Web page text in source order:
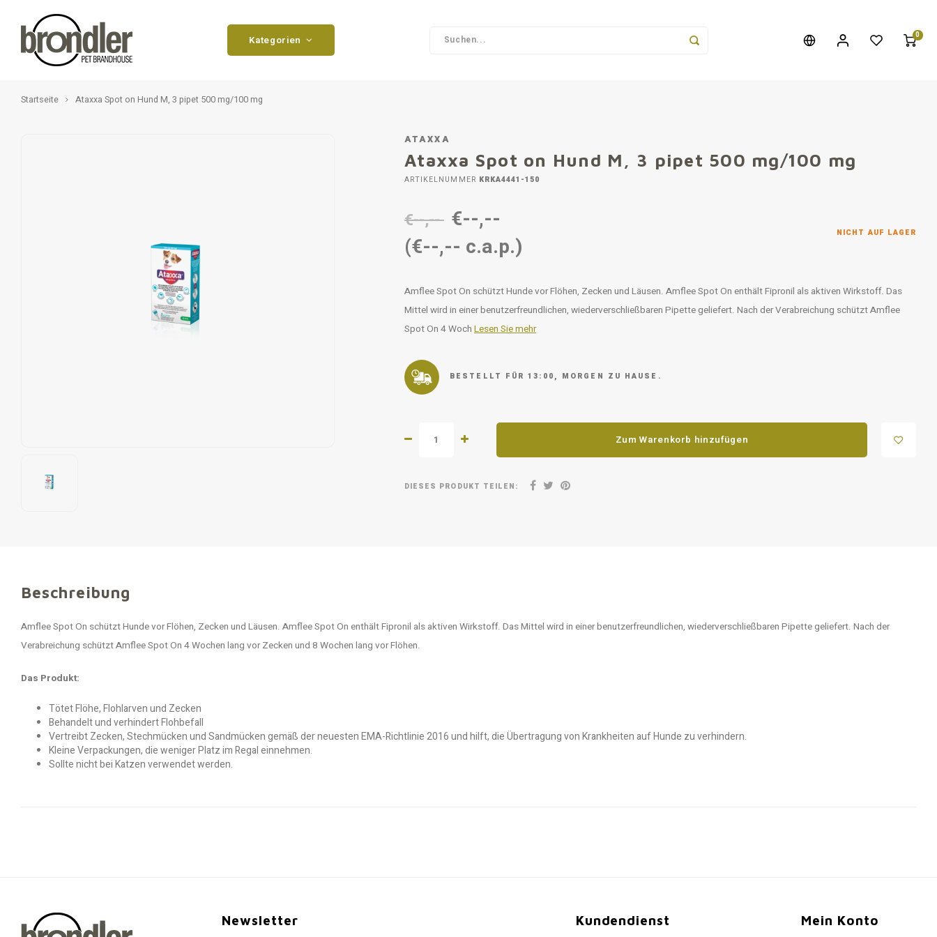
Kategorien 0
Startseite Ataxxa Spot on Hund M, 3 pipet 500 mg/100 mg
ATAXXA
Ataxxa Spot on Hund M, 3 pipet 500 mg/100 mg
ARTIKELNUMMER KRKA4441-150
€--,-- €--,--
(€--,-- c.a.p.)
NICHT AUF LAGER
Amflee Spot On schützt Hunde vor Flöhen, Zecken und Läusen. Amflee Spot On enthält Fipronil als aktiven Wirkstoff. Das
Mittel wird in einer benutzerfreundlichen, wiederverschließbaren Pipette geliefert. Nach der Verabreichung schützt Amflee
Spot On 4 Woch Lesen Sie mehr
BESTELLT FÜR 13:00, MORGEN ZU HAUSE.
Zum Warenkorb hinzufügen
DIESES PRODUKT TEILEN:
Beschreibung
Amflee Spot On schützt Hunde vor Flöhen, Zecken und Läusen. Amflee Spot On enthält Fipronil als aktiven Wirkstoff. Das Mittel wird in einer benutzerfreundlichen, wiederverschließbaren Pipette geliefert. Nach der
Verabreichung schützt Amflee Spot On 4 Wochen lang vor Zecken und 8 Wochen lang vor Flöhen.
Das Produkt:
Tötet Flöhe, Flohlarven und Zecken
Behandelt und verhindert Flohbefall
Vertreibt Zecken, Stechmücken und Sandmücken gemäß der neuesten EMA-Richtlinie 2016 und hilft, die Übertragung von Krankheiten auf Hunde zu verhindern.
Kleine Verpackungen, die weniger Platz im Regal einnehmen.
Sollte nicht bei Katzen verwendet werden.
Newsletter Kundendienst Mein Konto